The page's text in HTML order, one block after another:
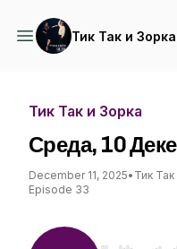
Тик Так и Зорка
Тик Так и Зорка
Среда, 10
December 11, 2025• Тик
Episode 33